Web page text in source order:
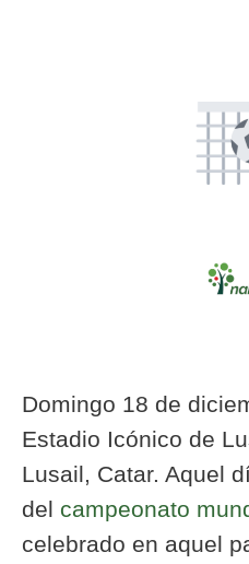
Domingo 18 de
Estadio Icónico de
Lusail, Catar. Aquel
del campeonato
celebrado en aquel